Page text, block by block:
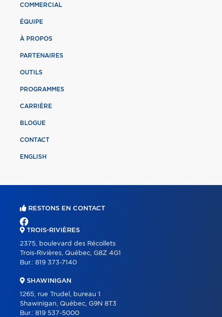
COMMERCIAL
ÉQUIPE
À PROPOS
PARTENAIRES
OUTILS
PROGRAMMES
CARRIÈRE
BLOGUE
CONTACT
ENGLISH
RESTONS EN CONTACT
TROIS-RIVIÈRES
2375, boulevard des Récollets
Trois-Rivières, Québec, G8Z 4G1
Bur.: 819 373-7140
SHAWINIGAN
1265, rue Trudel, bureau 1
Shawinigan, Québec, G9N 8T3
Bur.: 819 537-5000